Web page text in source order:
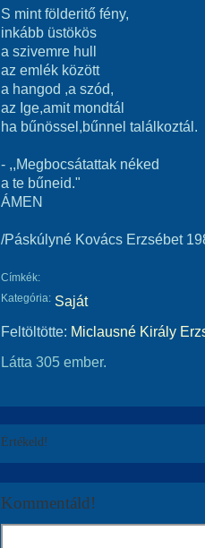
S mint földeritő fény,
inkább üstökös
a szivemre hull
az emlék között
a hangod ,a szód,
az Ige,amit mondtál
ha bűnössel,bűnnel találkoztál.
- ,,Megbocsátattak néked
a te bűneid."
ÁMEN
/Páskúlyné Kovács Erzsébet
Címkék:
Kategória: Saját
Feltöltötte: Miclausné Király
Látta 305 ember.
Értékeld!
Kommentáld!